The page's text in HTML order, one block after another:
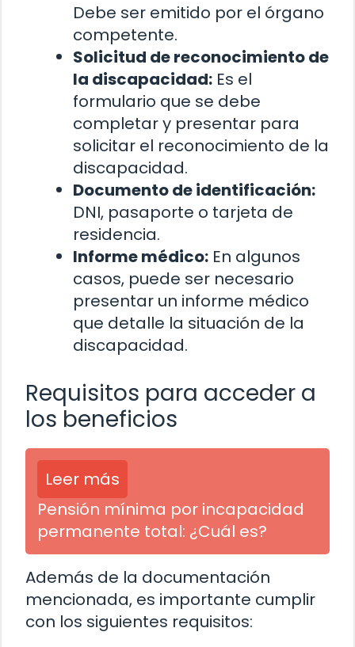
Debe ser emitido por el órgano
competente.
Solicitud de reconocimiento de
la discapacidad: Es el
formulario que se debe
completar y presentar para
solicitar el reconocimiento de la
discapacidad.
Documento de identificación:
DNI, pasaporte o tarjeta de
residencia.
Informe médico: En algunos
casos, puede ser necesario
presentar un informe médico
que detalle la situación de la
discapacidad.
Requisitos para acceder a
los beneficios
Leer más
Pensión mínima por incapacidad
permanente total: ¿Cuál es?
Además de la documentación
mencionada, es importante cumplir
con los siguientes requisitos: